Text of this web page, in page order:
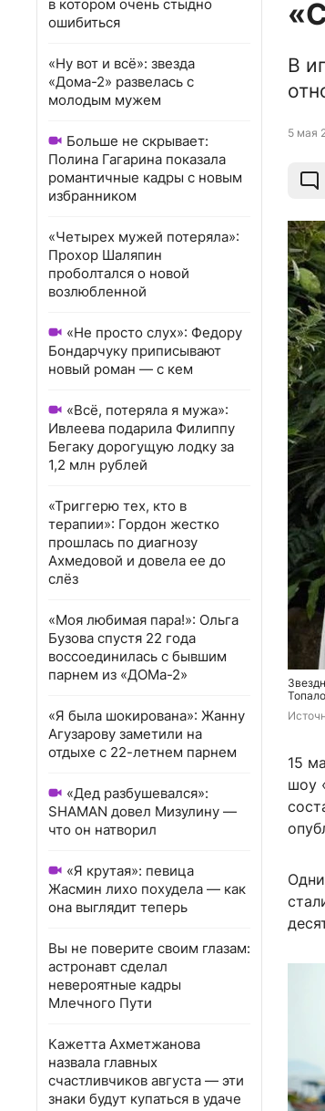
в котором очень стыдно
ошибиться
«Ну вот и всё»: звезда
«Дома-2» развелась с
молодым мужем
Больше не скрывает:
Полина Гагарина показала
романтичные кадры с новым
избранником
«Четырех мужей потеряла»:
Прохор Шаляпин
проболтался о новой
возлюбленной
«Не просто слух»: Федору
Бондарчуку приписывают
новый роман — с кем
«Всё, потеряла я мужа»:
Ивлеева подарила Филиппу
Бегаку дорогущую лодку за
1,2 млн рублей
«Триггерю тех, кто в
терапии»: Гордон жестко
прошлась по диагнозу
Ахмедовой и довела ее до
слёз
«Моя любимая пара!»: Ольга
Бузова спустя 22 года
воссоединилась с бывшим
парнем из «ДОМа-2»
«Я была шокирована»: Жанну
Агузарову заметили на
отдыхе с 22-летнем парнем
«Дед разбушевался»:
SHAMAN довел Мизулину —
что он натворил
«Я крутая»: певица
Жасмин лихо похудела — как
она выглядит теперь
Вы не поверите своим глазам:
астронавт сделал
невероятные кадры
Млечного Пути
Кажетта Ахметжанова
назвала главных
счастливчиков августа — эти
знаки будут купаться в удаче
В
5 мая
15
шоу